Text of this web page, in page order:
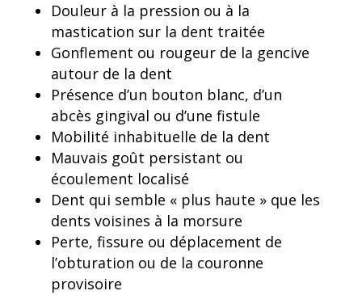
Douleur à la pression ou à la
mastication sur la dent traitée
Gonflement ou rougeur de la gencive
autour de la dent
Présence d’un bouton blanc, d’un
abcès gingival ou d’une fistule
Mobilité inhabituelle de la dent
Mauvais goût persistant ou
écoulement localisé
Dent qui semble « plus haute » que les
dents voisines à la morsure
Perte, fissure ou déplacement de
l’obturation ou de la couronne
provisoire